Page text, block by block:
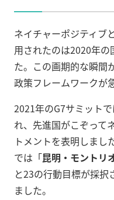
ネイチャーポジティブ
用されたのは2020年
た。この画期的な瞬間
政策フレームワークが
2021年のG7サミット
れ、先進国がこぞって
トメントを表明しまし
では「昆明・モントリ
と23の行動目標が採
ました。